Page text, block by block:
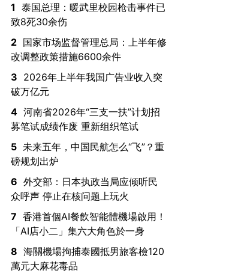
1 泰国总理：暖武里校园枪击事件已
致8死30余伤
2 国家市场监督管理总局：上半年修
改调整政策措施6600余件
3 2026年上半年我国广告业收入突
破万亿元
4 河南省2026年“三支一扶”计划招
募笔试成绩作废 重新组织笔试
5 未来五年，中国民航怎么“飞”？重
磅规划出炉
6 外交部：日本执政当局应倾听民
众呼声 停止在核问题上玩火
7 香港首個AI餐飲智能體機場啟用！
「AI店小二」集六大角色於一身
8 海關機場拘捕泰國抵男旅客檢120
萬元大麻花毒品